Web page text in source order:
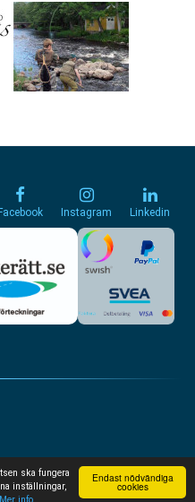
Endast nödvändiga
cookies
ska fungera
inställningar,
Mer info...
Facebook Instagram Linkedin